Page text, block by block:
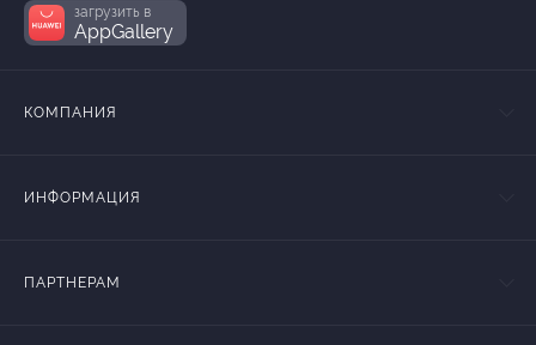
загрузить в
AppGallery
КОМПАНИЯ
ИНФОРМАЦИЯ
ПАРТНЕРАМ